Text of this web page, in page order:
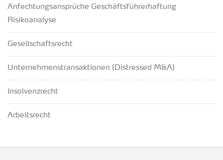
Anfechtungsansprüche Geschäftsführerhaftung
Risikoanalyse
Gesellschaftsrecht
Unternehmenstransaktionen (Distressed M&A)
Insolvenzrecht
Arbeitsrecht